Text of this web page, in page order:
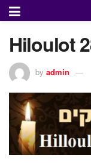
Hiloulot
by admin